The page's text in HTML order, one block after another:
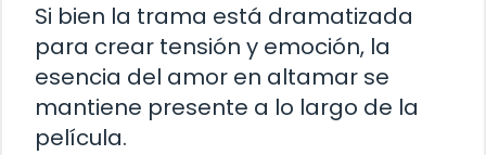
Si bien la trama está dramatizada
para crear tensión y emoción, la
esencia del amor en altamar se
mantiene presente a lo largo de la
película.